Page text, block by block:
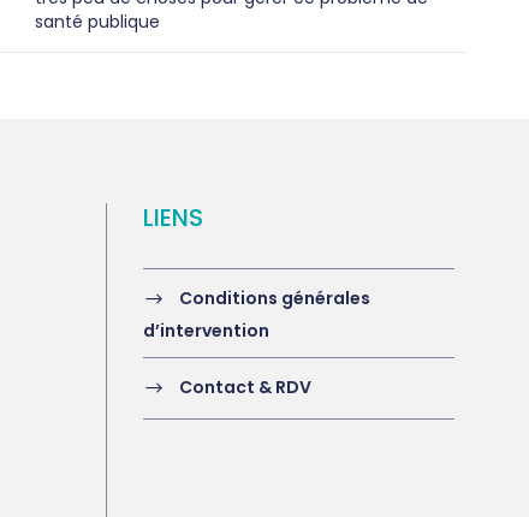
santé publique
LIENS
Conditions générales
d’intervention
Contact & RDV